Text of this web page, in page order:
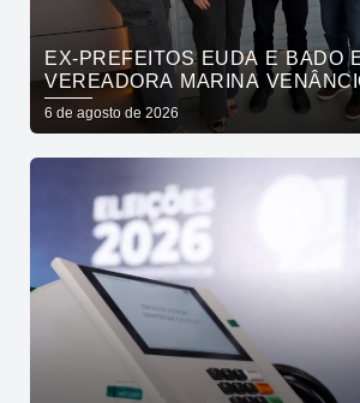
EX-PREFEITOS EUDA E BADO
VEREADORA MARINA
REAFIRMAM APOIO A CÍCERO,
ANDRÉ GADELHA
6 de agosto de 2026